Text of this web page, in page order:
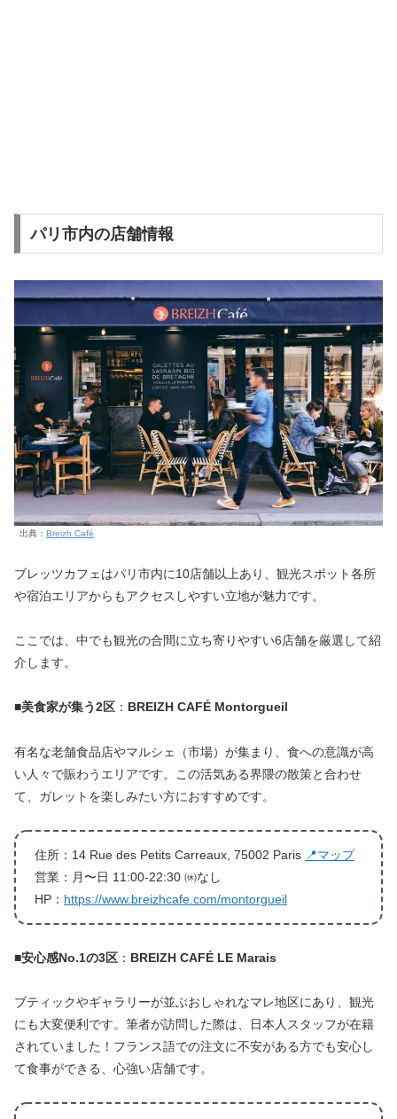
パリ市内の店舗情報
出典： Breizh Café
ブレッツカフェはパリ市内に10店舗以上あり、観光スポット各所
や宿泊エリアからもアクセスしやすい立地が魅力です。
ここでは、中でも観光の合間に立ち寄りやすい6店舗を厳選して紹
介します。
■美食家が集う2区 ： BREIZH CAFÉ Montorgueil
有名な老舗食品店やマルシェ（市場）が集まり、食への意識が高
い人々で賑わうエリアです。この活気ある界隈の散策と合わせ
て、ガレットを楽しみたい方におすすめです。
住所：14 Rue des Petits Carreaux, 75002 Paris 📍マップ
営業：月〜日 11:00-22:30 ㉁なし
HP： https://www.breizhcafe.com/montorgueil
■安心感No.1の3区 ： BREIZH CAFÉ LE Marais
ブティックやギャラリーが並ぶおしゃれなマレ地区にあり、観光
にも大変便利です。筆者が訪問した際は、日本人スタッフが在籍
されていました！フランス語での注文に不安がある方でも安心し
て食事ができる、心強い店舗です。